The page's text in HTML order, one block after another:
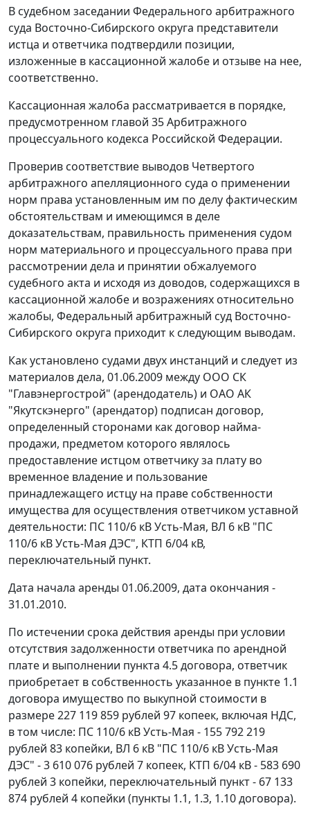
В судебном заседании Федерального арбитражного
суда Восточно-Сибирского округа представители
истца и ответчика подтвердили позиции,
изложенные в кассационной жалобе и отзыве на нее,
соответственно.
Кассационная жалоба рассматривается в порядке,
предусмотренном главой 35Арбитражного
процессуального кодекса Российской Федерации.
Проверив соответствие выводов Четвертого
арбитражного апелляционного суда о применении
норм права установленным им по делу фактическим
обстоятельствам и имеющимся в деле
доказательствам, правильность применения судом
норм материального и процессуального права при
рассмотрении дела и принятии обжалуемого
судебного акта и исходя из доводов, содержащихся в
кассационной жалобе и возражениях относительно
жалобы, Федеральный арбитражный суд Восточно-
Сибирского округа приходит к следующим выводам.
Как установлено судами двух инстанций и следует из
материалов дела, 01.06.2009 между ООО СК
"Главэнергострой" (арендодатель) и ОАО АК
"Якутскэнерго" (арендатор) подписан договор,
определенный сторонами как договор найма-
продажи, предметом которого являлось
предоставление истцом ответчику за плату во
временное владение и пользование
принадлежащего истцу на праве собственности
имущества для осуществления ответчиком уставной
деятельности: ПС 110/6 кВ Усть-Мая, ВЛ 6 кВ "ПС
110/6 кВ Усть-Мая ДЭС", КТП 6/04 кВ,
переключательный пункт.
Дата начала аренды 01.06.2009, дата окончания -
31.01.2010.
По истечении срока действия аренды при условии
отсутствия задолженности ответчика по арендной
плате и выполнении пункта 4.5 договора, ответчик
приобретает в собственность указанное в пункте 1.1
договора имущество по выкупной стоимости в
размере 227 119 859 рублей 97 копеек, включая НДС,
в том числе: ПС 110/6 кВ Усть-Мая - 155 792 219
рублей 83 копейки, ВЛ 6 кВ "ПС 110/6 кВ Усть-Мая
ДЭС" - 3 610 076 рублей 7 копеек, КТП 6/04 кВ - 583 690
рублей 3 копейки, переключательный пункт - 67 133
874 рублей 4 копейки (пункты 1.1, 1.3, 1.10 договора).